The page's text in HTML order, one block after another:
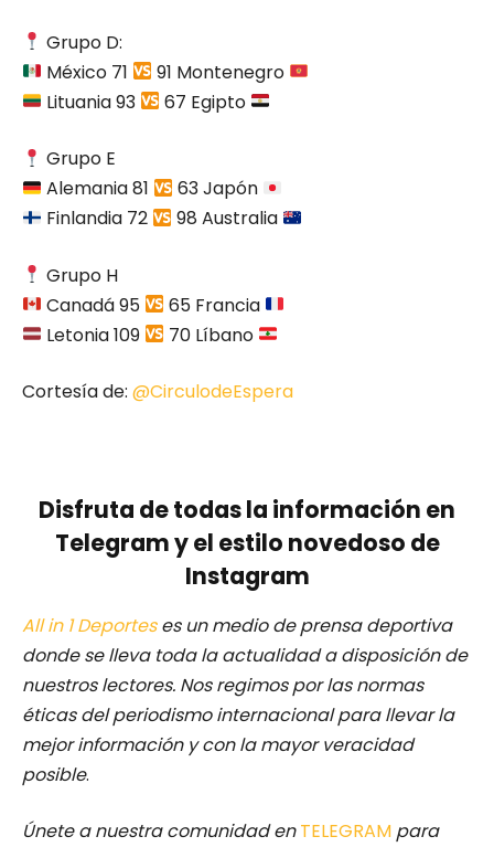
Grupo D:
México 71
91 Montenegro
Lituania 93
67 Egipto
Grupo E
Alemania 81
63 Japón
Finlandia 72
98 Australia
Grupo H
Canadá 95
65 Francia
Letonia 109
70 Líbano
Cortesía de: @CirculodeEspera
Disfruta de todas la información en
Telegram y el estilo novedoso de
Instagram
All in 1 Deporteses un medio de prensa deportiva
donde se lleva toda la actualidad a disposición de
nuestros lectores. Nos regimos por las normas
éticas del periodismo internacional para llevar la
mejor información y con la mayor veracidad
posible.
Únete a nuestra comunidad enTELEGRAM para